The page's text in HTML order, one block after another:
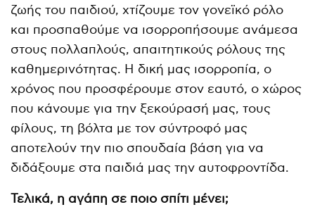
ζωής του παιδιού, χτίζουμε τον γονεϊκό ρόλο
και προσπαθούμε να ισορροπήσουμε ανάμεσα
στους πολλαπλούς, απαιτητικούς ρόλους της
καθημερινότητας. Η δική μας ισορροπία, ο
χρόνος που προσφέρουμε στον εαυτό, ο χώρος
που κάνουμε για την ξεκούρασή μας, τους
φίλους, τη βόλτα με τον σύντροφό μας
αποτελούν την πιο σπουδαία βάση για να
διδάξουμε στα παιδιά μας την αυτοφροντίδα.
Τελικά, η αγάπη σε ποιο σπίτι μένει;